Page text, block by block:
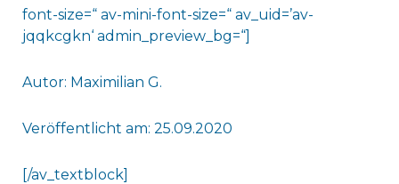
font-size=“ av-mini-font-size=“ av_uid=’av-
jqqkcgkn‘ admin_preview_bg=“]
Autor: Maximilian G.
Veröffentlicht am: 25.09.2020
[/av_textblock]